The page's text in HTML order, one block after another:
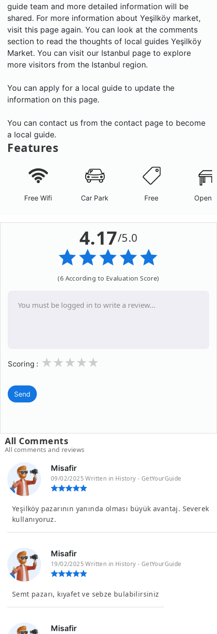
guide team and more detailed information will be
shared. For more information about Yeşilköy market,
visit this page again. You can look at the comments
section to read the thoughts of local guides Yeşilköy
Market. You can visit our Istanbul page to explore
more visitors from the Istanbul region.
You can apply for a local guide to update the
information on this page.
You can contact us from the contact page to become
a local guide.
Features
Free Wifi Car Park Free Open
4.17/5.0
(6 According to Evaluation Score)
Scoring : 3
2
1
Send
All Comments
All comments and reviews
Misafir
09/02/2025 Written in History - GetYourGuide
Yeşilköy pazarının yanında olması büyük avantaj. Severek
kullanıyoruz.
Misafir
19/02/2025 Written in History - GetYourGuide
Semt pazarı, kıyafet ve sebze bulabilirsiniz
Misafir